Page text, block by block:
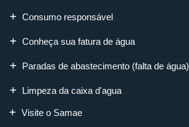
Consumo responsável
Conheça sua fatura de água
Paradas de abastecimento (falta de água)
Limpeza da caixa d'agua
Visite o Samae